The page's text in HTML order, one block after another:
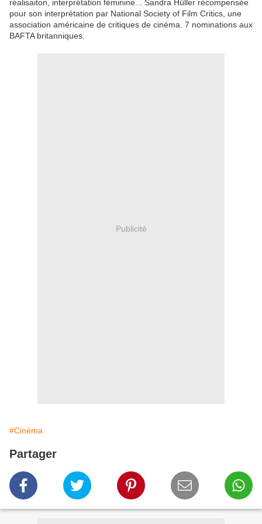
réalisaiton, interprétation féminine... Sandra Hüller récompensée
pour son interprétation par National Society of Film Critics, une
association américaine de critiques de cinéma. 7 nominations aux
BAFTA britanniques.
Publicité
#Cinéma
Partager